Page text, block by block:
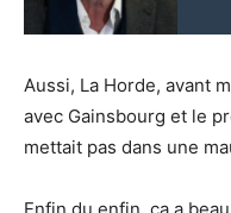
Aussi, La Horde, avant
avec Gainsbourg et le
mettait pas dans une